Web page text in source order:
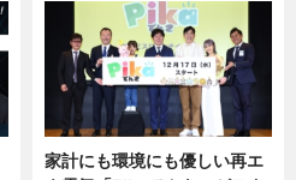
家計にも環境にも優しい再エ